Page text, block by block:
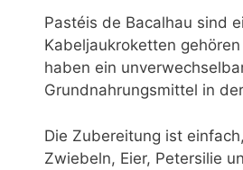
Pastéis de Bacalhau sind
Kabeljaukroketten
haben ein
Grundnahrungsmittel in
Die Zubereitung ist
Zwiebeln, Eier, Petersilie